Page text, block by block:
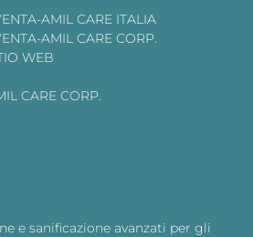
AMIL CARE ITALIA
AMIL CARE CORP.
WEB
CARE CORP.
e sanificazione avanzati per gli